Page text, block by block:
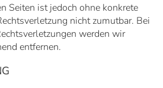
Seiten ist jedoch ohne konkrete
nicht zumutbar. Bei
werden wir
entfernen.